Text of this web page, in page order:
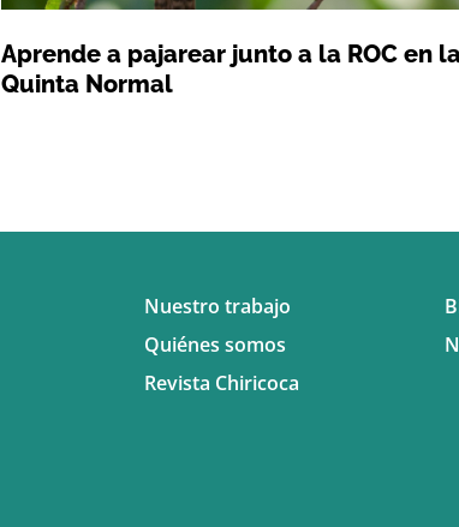
Aprende a pajarear junto a la ROC en
Quinta Normal
Nuestro trabajo
Quiénes somos
Revista Chiricoca